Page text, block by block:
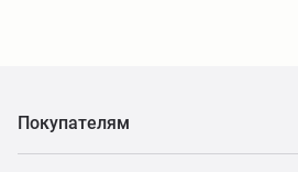
Покупателям